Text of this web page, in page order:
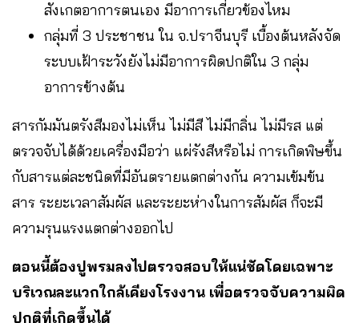
สังเกตอาการตนเอง มีอาการเกี่ยวข้องไหม
กลุ่มที่ 3 ประชาชน ใน จ.ปราจีนบุรี เบื้องต้นหลังจัด
ระบบเฝ้าระวังยังไม่มีอาการผิดปกติใน 3 กลุ่ม
อาการข้างต้น
สารกัมมันตรังสีมองไม่เห็น ไม่มีสี ไม่มีกลิ่น ไม่มีรส แต่
ตรวจจับได้ด้วยเครื่องมือว่า แผ่รังสีหรือไม่ การเกิดพิษขึ้น
กับสารแต่ละชนิดที่มีอันตรายแตกต่างกัน ความเข้มข้น
สาร ระยะเวลาสัมผัส และระยะห่างในการสัมผัส ก็จะมี
ความรุนแรงแตกต่างออกไป
ตอนนี้ต้องปูพรมลงไปตรวจสอบให้แน่ชัดโดยเฉพาะ
บริเวณละแวกใกล้เคียงโรงงาน เพื่อตรวจจับความผิด
ปกติที่เกิดขึ้นได้